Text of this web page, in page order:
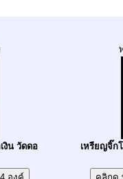
งิน วัดดอ
เหรียญจิ๊ก